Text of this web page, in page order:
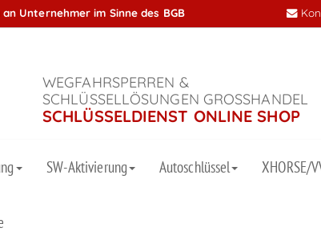
Unternehmer im Sinne des BGB
WEGFAHRSPERREN &
SCHLÜSSELLÖSUNGEN GROSSHANDEL
SCHLÜSSELDIENST ONLINE SHOP
SW-Aktivierung Autoschlüssel XHORSE/